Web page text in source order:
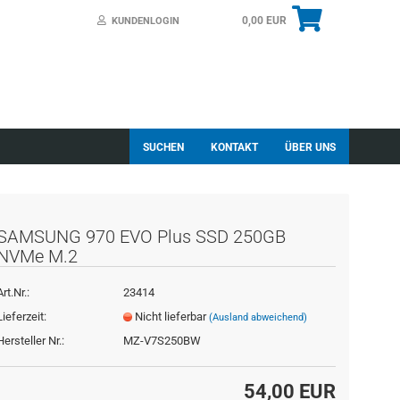
KUNDENLOGIN 0,00 EUR
SUCHEN KONTAKT ÜBER UNS
970 EVO Plus SSD 250GB
M.2
23414
Nicht lieferbar(Ausland abweichend)
Nr.: MZ-V7S250BW
54,00 EUR